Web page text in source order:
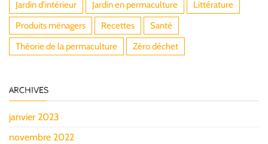
Jardin d'intérieur
Jardin en permaculture
Littérature
Produits ménagers
Recettes
Santé
Théorie de la permaculture
Zéro déchet
ARCHIVES
janvier 2023
novembre 2022